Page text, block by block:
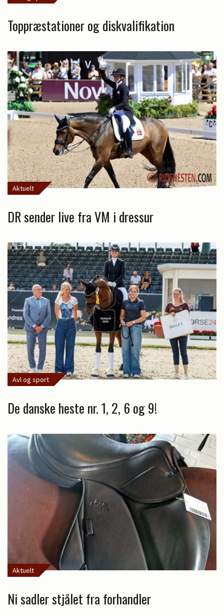
Toppræstationer og diskvalifikation
Aktuelt
DR sender live fra VM i dressur
Avl og sport
De danske heste nr. 1, 2, 6 og 9!
Aktuelt
Ni sadler stjålet fra forhandler